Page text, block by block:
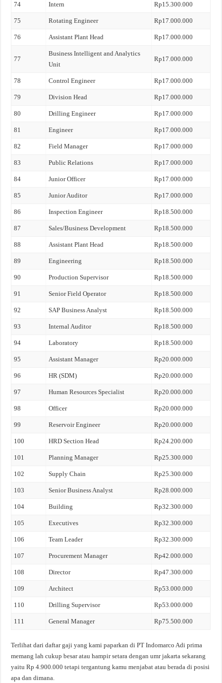
74 Intern Rp15.300.000
75 Rotating Engineer Rp17.000.000
76 Assistant Plant Head Rp17.000.000
77
Business Intelligent and Analytics
Unit
Rp17.000.000
78 Control Engineer Rp17.000.000
79 Division Head Rp17.000.000
80 Drilling Engineer Rp17.000.000
81 Engineer Rp17.000.000
82 Field Manager Rp17.000.000
83 Public Relations Rp17.000.000
84 Junior Officer Rp17.000.000
85 Junior Auditor Rp17.000.000
86 Inspection Engineer Rp18.500.000
87 Sales/Business Development Rp18.500.000
88 Assistant Plant Head Rp18.500.000
89 Engineering Rp18.500.000
90 Production Supervisor Rp18.500.000
91 Senior Field Operator Rp18.500.000
92 SAP Business Analyst Rp18.500.000
93 Internal Auditor Rp18.500.000
94 Laboratory Rp18.500.000
95 Assistant Manager Rp20.000.000
96 HR (SDM) Rp20.000.000
97 Human Resources Specialist Rp20.000.000
98 Officer Rp20.000.000
99 Reservoir Engineer Rp20.000.000
100 HRD Section Head Rp24.200.000
101 Planning Manager Rp25.300.000
102 Supply Chain Rp25.300.000
103 Senior Business Analyst Rp28.000.000
104 Building Rp32.300.000
105 Executives Rp32.300.000
106 Team Leader Rp32.300.000
107 Procurement Manager Rp42.000.000
108 Director Rp47.300.000
109 Architect Rp53.000.000
110 Drilling Supervisor Rp53.000.000
111 General Manager Rp75.500.000
Terlihat dari daftar gaji yang kami paparkan di PT Indomarco Adi prima
memang lah cukup besar atau hampir setara dengan umr jakarta sekarang
yaitu Rp 4.900.000 tetapi tergantung kamu menjabat atau berada di posisi
apa dan dimana.